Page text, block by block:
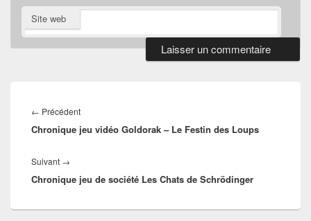
Site web
de
l’article
← PrécédentArticle
précédent :
Chronique jeu vidéo Goldorak – Le Festin des Loups
Suivant →
suivant :
Chronique jeu de société Les Chats de Schrödinger